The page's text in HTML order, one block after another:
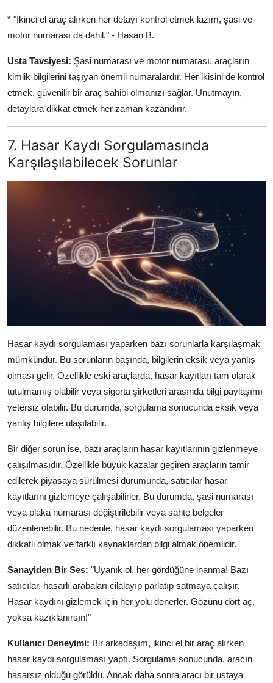
* "İkinci el araç alırken her detayı kontrol etmek lazım, şasi ve
motor numarası da dahil." - Hasan B.
Usta Tavsiyesi: Şasi numarası ve motor numarası, araçların
kimlik bilgilerini taşıyan önemli numaralardır. Her ikisini de kontrol
etmek, güvenilir bir araç sahibi olmanızı sağlar. Unutmayın,
detaylara dikkat etmek her zaman kazandırır.
7. Hasar Kaydı Sorgulamasında
Karşılaşılabilecek Sorunlar
Hasar kaydı sorgulaması yaparken bazı sorunlarla karşılaşmak
mümkündür. Bu sorunların başında, bilgilerin eksik veya yanlış
olması gelir. Özellikle eski araçlarda, hasar kayıtları tam olarak
tutulmamış olabilir veya sigorta şirketleri arasında bilgi paylaşımı
yetersiz olabilir. Bu durumda, sorgulama sonucunda eksik veya
yanlış bilgilere ulaşılabilir.
Bir diğer sorun ise, bazı araçların hasar kayıtlarının gizlenmeye
çalışılmasıdır. Özellikle büyük kazalar geçiren araçların tamir
edilerek piyasaya sürülmesi durumunda, satıcılar hasar
kayıtlarını gizlemeye çalışabilirler. Bu durumda, şasi numarası
veya plaka numarası değiştirilebilir veya sahte belgeler
düzenlenebilir. Bu nedenle, hasar kaydı sorgulaması yaparken
dikkatli olmak ve farklı kaynaklardan bilgi almak önemlidir.
Sanayiden Bir Ses: "Uyanık ol, her gördüğüne inanma! Bazı
satıcılar, hasarlı arabaları cilalayıp parlatıp satmaya çalışır.
Hasar kaydını gizlemek için her yolu denerler. Gözünü dört aç,
yoksa kazıklanırsın!"
Kullanıcı Deneyimi: Bir arkadaşım, ikinci el bir araç alırken
hasar kaydı sorgulaması yaptı. Sorgulama sonucunda, aracın
hasarsız olduğu görüldü. Ancak daha sonra aracı bir ustaya